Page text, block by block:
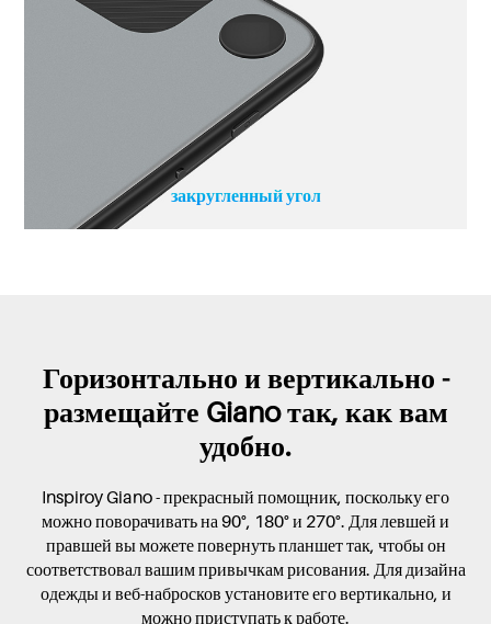
закругленный угол
Горизонтально и вертикально -
размещайте Giano так, как вам
удобно.
Inspiroy Giano - прекрасный помощник, поскольку его
можно поворачивать на 90°, 180° и 270°. Для левшей и
правшей вы можете повернуть планшет так, чтобы он
соответствовал вашим привычкам рисования. Для дизайна
одежды и веб-набросков установите его вертикально, и
можно приступать к работе.